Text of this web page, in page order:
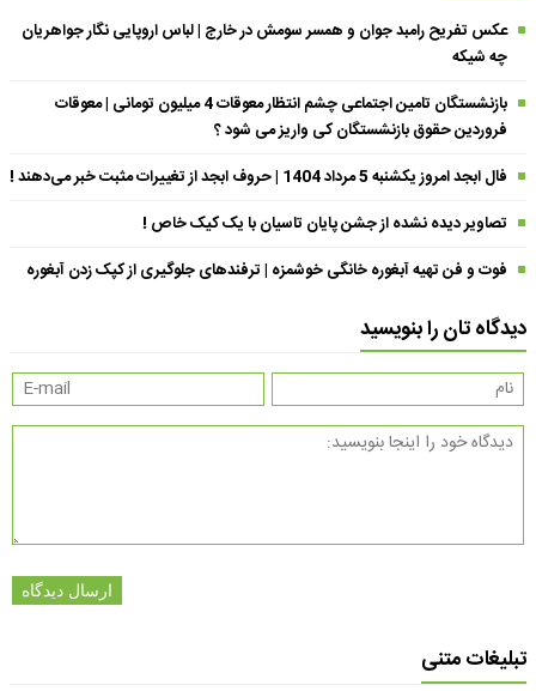
عکس تفریح رامبد جوان و همسر سومش در خارج | لباس اروپایی نگار جواهریان
چه شیکه
بازنشستگان تامین اجتماعی چشم انتظار معوقات 4 میلیون تومانی | معوقات
فروردین حقوق بازنشستگان کی واریز می شود ؟
فال ابجد امروز یکشنبه 5 مرداد 1404 | حروف ابجد از تغییرات مثبت خبر می‌دهند !
تصاویر دیده نشده از جشن پایان تاسیان با یک کیک خاص !
فوت و فن تهیه آبغوره خانگی خوشمزه | ترفندهای جلوگیری از کپک زدن آبغوره
دیدگاه تان را بنویسید
ارسال دیدگاه
تبلیغات متنی